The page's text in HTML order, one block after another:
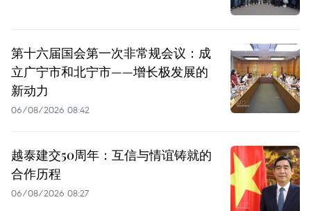
第十六届国会第一次非常规会议：成
立广宁市和北宁市——增长极发展的
新动力
06/08/2026 08:42
越泰建交50周年：互信与情谊铸就的
合作历程
06/08/2026 08:27